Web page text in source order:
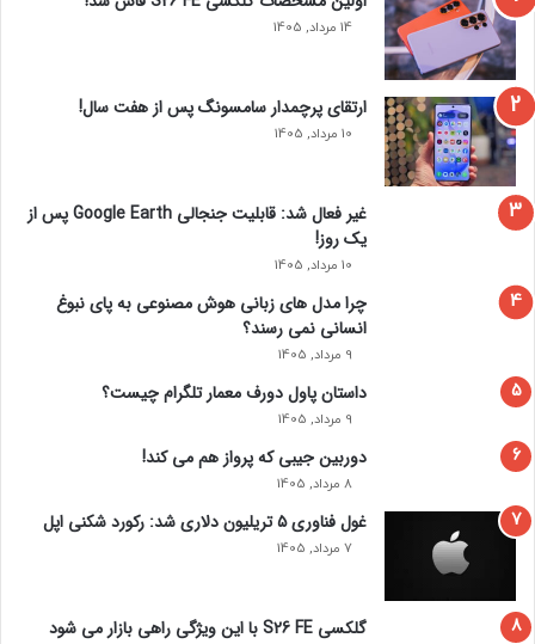
در تیزر این من هستم. لوپز که در ماه گذشته رونمایی شد، در حال
بازبینی یک نامه قدیمی قبل از انداختن آن در شومینه است.
ستاره این کلیپ را روایت می‌ کند که شامل این جمله است:
«وقتی دختر بچه بودم، وقتی یکی از من پرسید وقتی بزرگ شدم
می‌ خواهم چه کاره شوم، پاسخ من همیشه عاشقانه بود.» انتشار
این آلبوم پس از ازدواج او در جولای 2022 با بن افلک، که آلبوم
قبلی به او تقدیم شده بود، انجام شد.
د
14 مرداد, 1405
ارتقای پرچمدار سامسونگ پس از هفت سال!
10 مرداد, 1405
غیر فعال شد: قابلیت جنجالی Google Earth پس از
یک روز!
10 مرداد, 1405
چرا مدل‌ های زبانی هوش مصنوعی به پای نبوغ
انسانی نمی‌ رسند؟
9 مرداد, 1405
داستان پاول دورف معمار تلگرام چیست؟
9 مرداد, 1405
دوربین جیبی که پرواز هم می‌ کند!
8 مرداد, 1405
غول فناوری ۵ تریلیون دلاری شد: رکورد شکنی اپل
7 مرداد, 1405
گلکسی S26 FE با این ویژگی راهی بازار می شود